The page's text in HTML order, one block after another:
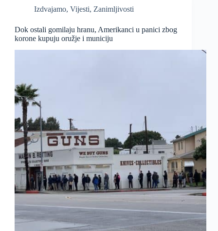
Izdvajamo, Vijesti, Zanimljivosti
Dok ostali gomilaju hranu, Amerikanci u panici zbog
korone kupuju oružje i municiju